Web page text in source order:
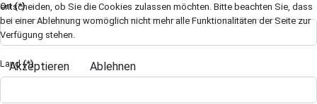
Ort (*)
Land (*)
entscheiden, ob Sie die Cookies zulassen möchten. Bitte beachten Sie, dass
bei einer Ablehnung womöglich nicht mehr alle Funktionalitäten der Seite zur
Verfügung stehen.
Akzeptieren Ablehnen